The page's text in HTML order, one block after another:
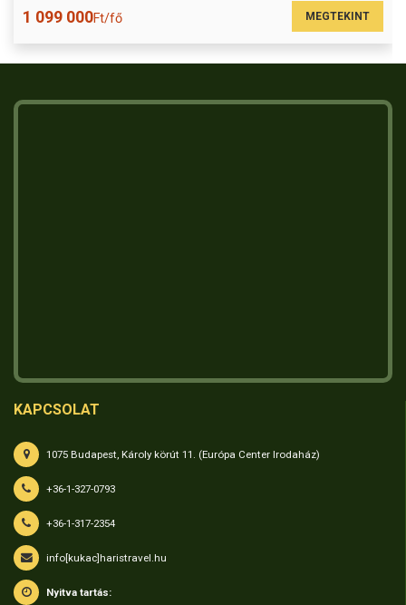
1 099 000Ft/fő MEGTEKINT
KAPCSOLAT
1075 Budapest, Károly körút 11. (Európa Center Irodaház)
+36-1-327-0793
+36-1-317-2354
info[kukac]haristravel.hu
Nyitva tartás: